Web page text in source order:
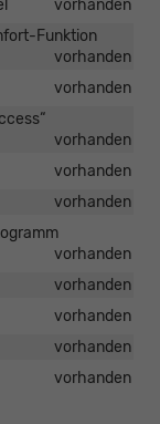
vorhanden
Funktion
vorhanden
vorhanden
vorhanden
vorhanden
vorhanden
vorhanden
vorhanden
vorhanden
vorhanden
vorhanden